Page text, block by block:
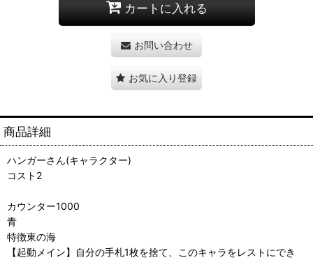
カートに入れる
お問い合わせ
お気に入り登録
商品詳細
ハンガーさん(キャラクター)
コスト2
カウンター1000
青
特徴東の海
【起動メイン】自分の手札1枚を捨て、このキャラをレストにでき